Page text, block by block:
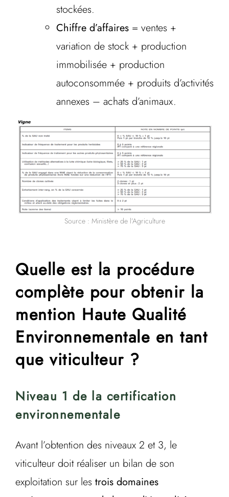
stockées.
Chiffre d’affaires = ventes +
variation de stock + production
immobilisée + production
autoconsommée + produits d’activités
annexes – achats d’animaux.
Source : Ministère de l’Agriculture
Quelle est la procédure
complète pour obtenir la
mention Haute Qualité
Environnementale en tant
que viticulteur ?
Niveau 1 de la certification
environnementale
Avant l’obtention des niveaux 2 et 3, le
viticulteur doit réaliser un bilan de son
exploitation sur les trois domaines